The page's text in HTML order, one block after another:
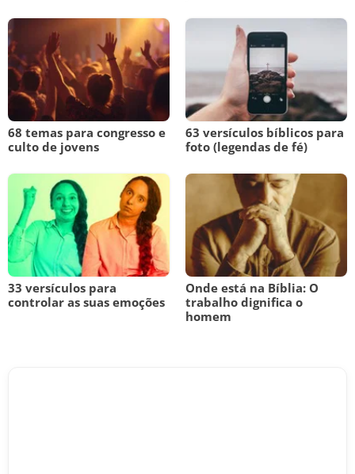
68 temas para congresso e
culto de jovens
63 versículos bíblicos para
foto (legendas de fé)
33 versículos para
controlar as suas emoções
Onde está na Bíblia: O
trabalho dignifica o
homem